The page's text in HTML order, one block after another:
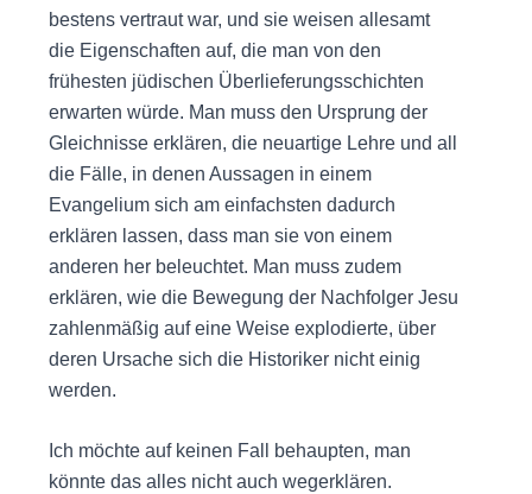
bestens vertraut war, und sie weisen allesamt
die Eigenschaften auf, die man von den
frühesten jüdischen Überlieferungsschichten
erwarten würde. Man muss den Ursprung der
Gleichnisse erklären, die neuartige Lehre und all
die Fälle, in denen Aussagen in einem
Evangelium sich am einfachsten dadurch
erklären lassen, dass man sie von einem
anderen her beleuchtet. Man muss zudem
erklären, wie die Bewegung der Nachfolger Jesu
zahlenmäßig auf eine Weise explodierte, über
deren Ursache sich die Historiker nicht einig
werden.
Ich möchte auf keinen Fall behaupten, man
könnte das alles nicht auch wegerklären.